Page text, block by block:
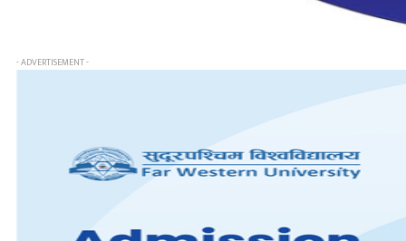
- ADVERTISEMENT -